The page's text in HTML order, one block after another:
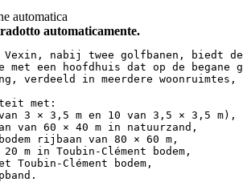
automatica
automaticamente.
nabij twee golfbanen, biedt
met een hoofdhuis dat op de
verdeeld in meerdere
met:
3 × 3,5 m en 10 van 3,5 × 3,5
van 60 × 40 m in natuurzand,
rijbaan van 80 × 60 m,
m in Toubin-Clément bodem,
Toubin-Clément bodem,